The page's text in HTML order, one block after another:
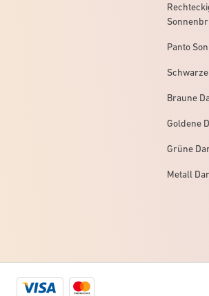
Panto
Braune
Goldene
Grüne
Metall
Visa
Mastercard